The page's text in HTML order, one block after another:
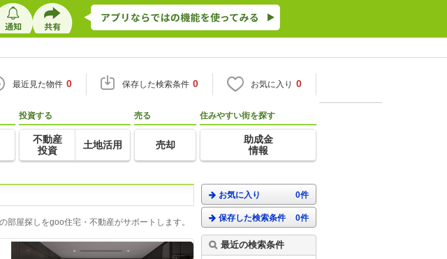
最近見た物件 0 保存した検索条件 0 お気に入り 0
投資する
不動産
投資
土地活用
売る
売却
住みやすい街を探す
助成金
情報
屋探しをgoo住宅・不動産がサポートします。
お気に入り 0件
保存した検索条件 0件
最近の検索条件